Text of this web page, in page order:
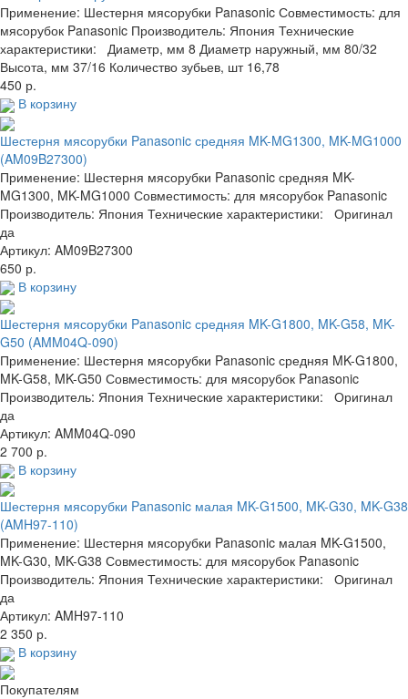
Применение: Шестерня мясорубки Panasonic Совместимость: для
мясорубок Panasonic Производитель: Япония Технические
характеристики: Диаметр, мм 8 Диаметр наружный, мм 80/32
Высота, мм 37/16 Количество зубьев, шт 16,78
450 р.
В корзину
Шестерня мясорубки Panasonic средняя MK-MG1300, MK-MG1000
(AM09B27300)
Применение: Шестерня мясорубки Panasonic средняя MK-
MG1300, MK-MG1000 Совместимость: для мясорубок Panasonic
Производитель: Япония Технические характеристики: Оригинал
да
Артикул: AM09B27300
650 р.
В корзину
Шестерня мясорубки Panasonic средняя MK-G1800, MK-G58, MK-
G50 (AMM04Q-090)
Применение: Шестерня мясорубки Panasonic средняя MK-G1800,
MK-G58, MK-G50 Совместимость: для мясорубок Panasonic
Производитель: Япония Технические характеристики: Оригинал
да
Артикул: AMM04Q-090
2 700 р.
В корзину
Шестерня мясорубки Panasonic малая MK-G1500, MK-G30, MK-G38
(AMH97-110)
Применение: Шестерня мясорубки Panasonic малая MK-G1500,
MK-G30, MK-G38 Совместимость: для мясорубок Panasonic
Производитель: Япония Технические характеристики: Оригинал
да
Артикул: AMH97-110
2 350 р.
В корзину
Покупателям